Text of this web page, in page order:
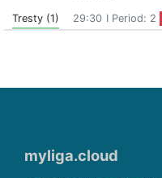
Tresty (1) 29:30 I Period: 2
myliga.cloud